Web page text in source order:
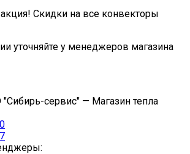
Скидки на все конвекторы
уточняйте у менеджеров магазина
сервис" — Магазин тепла